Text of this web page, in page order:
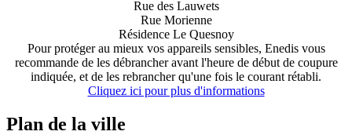
Rue des Lauwets
Rue Morienne
Résidence Le Quesnoy
Pour protéger au mieux vos appareils sensibles, Enedis vous
recommande de les débrancher avant l'heure de début de coupure
indiquée, et de les rebrancher qu'une fois le courant rétabli.
Cliquez ici pour plus d'informations
Plan de la ville